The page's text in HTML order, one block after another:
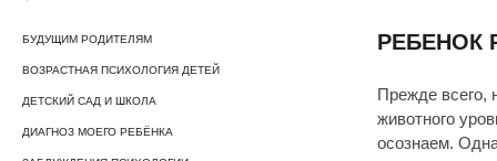
БУДУЩИМ РОДИТЕЛЯМ
ВОЗРАСТНАЯ ПСИХОЛОГИЯ ДЕТЕЙ
ДЕТСКИЙ САД И ШКОЛА
ДИАГНОЗ МОЕГО РЕБЁНКА
РЕБЕНОК
Прежде всего,
животного
осознаем.